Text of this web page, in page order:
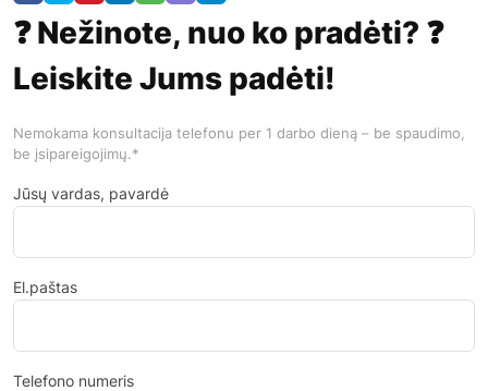
❓ Nežinote, nuo ko pradėti? ❓
Leiskite Jums padėti!
Nemokama konsultacija telefonu per 1 darbo dieną – be spaudimo,
be įsipareigojimų.*
Jūsų vardas, pavardė
El.paštas
Telefono numeris